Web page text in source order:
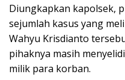
Diungkapkan kapolsek,
sejumlah kasus yang
Wahyu Krisdianto
pihaknya masih
milik para korban.